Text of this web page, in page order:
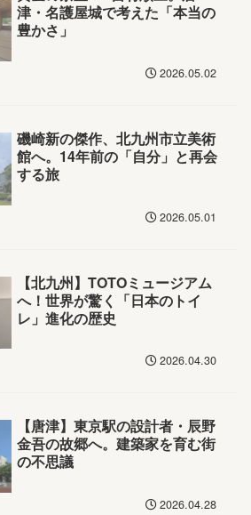
津・名護屋城で考えた「本当の
豊かさ」
2026.05.02
磯崎新の傑作、北九州市立美術
館へ。14年前の「自分」と再会
する旅
2026.05.01
【北九州】TOTOミュージアム
へ！世界が驚く「日本のトイ
レ」進化の歴史
2026.04.30
【唐津】東京駅の設計者・辰野
金吾の故郷へ。建築家を育む街
の不思議
2026.04.28